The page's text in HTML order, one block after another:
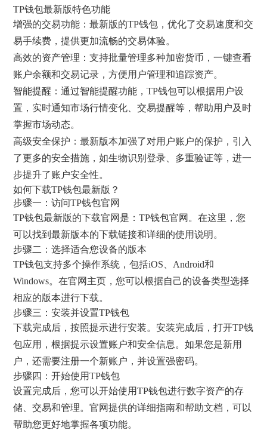
TP钱包最新版特色功能
增强的交易功能：最新版的TP钱包，优化了交易速度和交
易手续费，提供更加流畅的交易体验。
高效的资产管理：支持批量管理多种加密货币，一键查看
账户余额和交易记录，方便用户管理和追踪资产。
智能提醒：通过智能提醒功能，TP钱包可以根据用户设
置，实时通知市场行情变化、交易提醒等，帮助用户及时
掌握市场动态。
高级安全保护：最新版本加强了对用户账户的保护，引入
了更多的安全措施，如生物识别登录、多重验证等，进一
步提升了账户安全性。
如何下载TP钱包最新版？
步骤一：访问TP钱包官网
TP钱包最新版的下载官网是：TP钱包官网。在这里，您
可以找到最新版本的下载链接和详细的使用说明。
步骤二：选择适合您设备的版本
TP钱包支持多个操作系统，包括iOS、Android和
Windows。在官网主页，您可以根据自己的设备类型选择
相应的版本进行下载。
步骤三：安装并设置TP钱包
下载完成后，按照提示进行安装。安装完成后，打开TP钱
包应用，根据提示设置账户和安全信息。如果您是新用
户，还需要注册一个新账户，并设置强密码。
步骤四：开始使用TP钱包
设置完成后，您可以开始使用TP钱包进行数字资产的存
储、交易和管理。官网提供的详细指南和帮助文档，可以
帮助您更好地掌握各项功能。